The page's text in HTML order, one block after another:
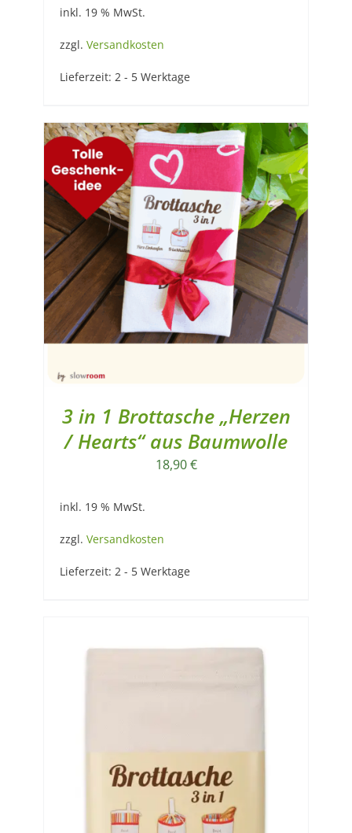
inkl. 19 % MwSt.
zzgl. Versandkosten
Lieferzeit: 2 - 5 Werktage
3 in 1 Brottasche „Herzen
/ Hearts“ aus Baumwolle
18,90€
inkl. 19 % MwSt.
zzgl. Versandkosten
Lieferzeit: 2 - 5 Werktage